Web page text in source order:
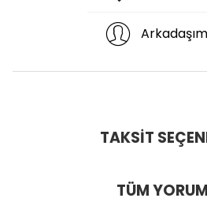
TAKSIT
TÜM